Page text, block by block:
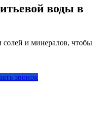
воды в
и минералов, чтобы
звонок